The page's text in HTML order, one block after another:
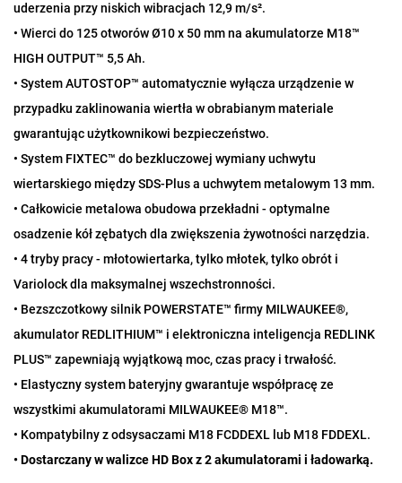
uderzenia przy niskich wibracjach 12,9 m/s².
• Wierci do 125 otworów Ø10 x 50 mm na akumulatorze M18™
HIGH OUTPUT™ 5,5 Ah.
• System AUTOSTOP™ automatycznie wyłącza urządzenie w
przypadku zaklinowania wiertła w obrabianym materiale
gwarantując użytkownikowi bezpieczeństwo.
• System FIXTEC™ do bezkluczowej wymiany uchwytu
wiertarskiego między SDS-Plus a uchwytem metalowym 13 mm.
• Całkowicie metalowa obudowa przekładni - optymalne
osadzenie kół zębatych dla zwiększenia żywotności narzędzia.
• 4 tryby pracy - młotowiertarka, tylko młotek, tylko obrót i
Variolock dla maksymalnej wszechstronności.
• Bezszczotkowy silnik POWERSTATE™ firmy MILWAUKEE®,
akumulator REDLITHIUM™ i elektroniczna inteligencja REDLINK
PLUS™ zapewniają wyjątkową moc, czas pracy i trwałość.
• Elastyczny system bateryjny gwarantuje współpracę ze
wszystkimi akumulatorami MILWAUKEE® M18™.
• Kompatybilny z odsysaczami M18 FCDDEXL lub M18 FDDEXL.
• Dostarczany w walizce HD Box z 2 akumulatorami i ładowarką.